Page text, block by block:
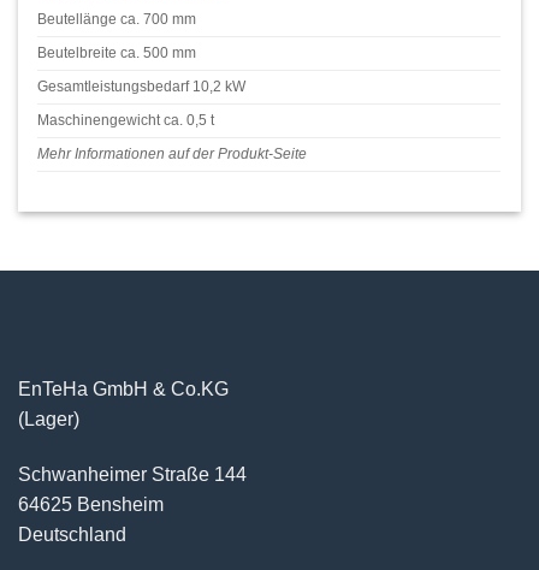
Beutellänge ca. 700 mm
Beutelbreite ca. 500 mm
Gesamtleistungsbedarf 10,2 kW
Maschinengewicht ca. 0,5 t
Mehr Informationen auf der Produkt-Seite
EnTeHa GmbH & Co.KG
(Lager)
Schwanheimer Straße 144
64625 Bensheim
Deutschland